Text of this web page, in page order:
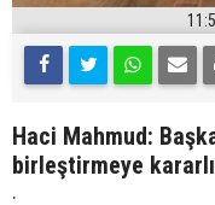
Haci Mahmud:
birleştirmeye kararlı
.